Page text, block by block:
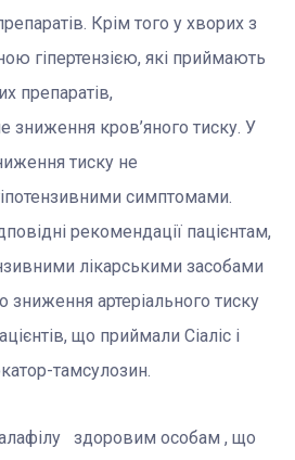
Крім того у хворих з
гіпертензією, які приймають
препаратів,
зниження кров’яного тиску. У
тиску не
симптомами.
рекомендації пацієнтам,
лікарськими засобами
зниження артеріального тиску
що приймали Сіаліс і
тамсулозин.
здоровим особам , що